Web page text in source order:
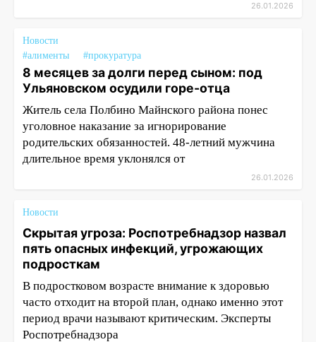
26.01.2026
Новости
#алименты
#прокуратура
8 месяцев за долги перед сыном: под
Ульяновском осудили горе-отца
Житель села Полбино Майнского района понес
уголовное наказание за игнорирование
родительских обязанностей. 48-летний мужчина
длительное время уклонялся от
26.01.2026
Новости
Скрытая угроза: Роспотребнадзор назвал
пять опасных инфекций, угрожающих
подросткам
В подростковом возрасте внимание к здоровью
часто отходит на второй план, однако именно этот
период врачи называют критическим. Эксперты
Роспотребнадзора